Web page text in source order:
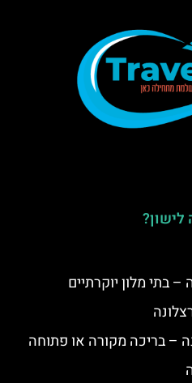
לישון?
– בריכה מקורה או פתוחה